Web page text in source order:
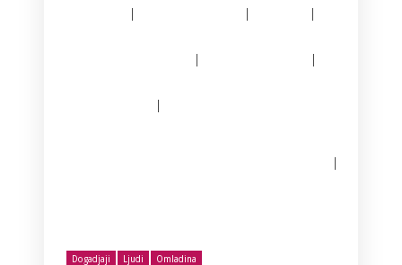
Dogadjaji Ljudi Omladina